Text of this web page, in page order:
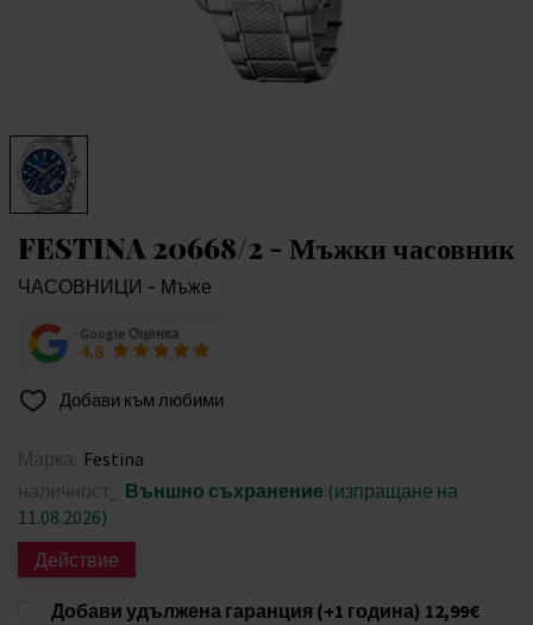
FESTINA 20668/2 - Мъжки часовник
ЧАСОВНИЦИ - Мъже
Google Оценка
4.8
Добави към любими
Марка: Festina
наличност_
Външно съхранение (изпращане на
11.08.2026)
Действие
Добави удължена гаранция (+1 година) 12,99€